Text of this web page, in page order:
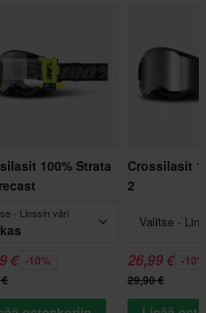
100% Strata
- Linssin väri
€ -10%
Crossilasit
2
Valitse -
26,99 € -10%
29,90 €